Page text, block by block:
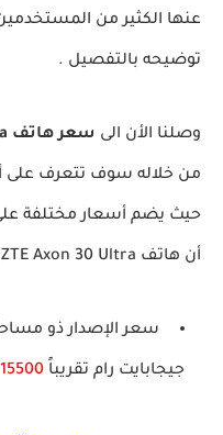
عنها الكثير من
توضيحه بالتفصيل .
وصلنا الأن الى سعر هاتف ZTE Axon 30 Ultra
من خلاله سوف تتعرف على
حيث يضم أسعار مختلفة
أن هاتف ZTE Axon 30 Ultra يتكون من أكثر من إصدار مختلف .
جيجابايت رام تقريباً 15500 جنيه مصري .